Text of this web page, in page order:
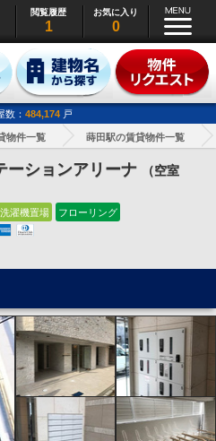
閲覧履歴
1
お気に入り
0
数： 484,174 戸
物件一覧 蒔田駅の賃貸物件一覧
ーションアリーナ （空室
濯機置場 フローリング